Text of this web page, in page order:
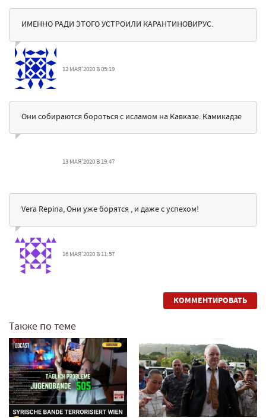
ИМЕННО РАДИ ЭТОГО УСТРОИЛИ КАРАНТИНОВИРУС.
12 МАЯ'2020 В 05:19
Они собираются бороться с исламом на Кавказе. Камикадзе
13 МАЯ'2020 В 19:47
Vera Repina, Они уже борятся , и даже с успехом!
16 МАЯ'2020 В 11:57
КОММЕНТИРОВАТЬ
Также по теме